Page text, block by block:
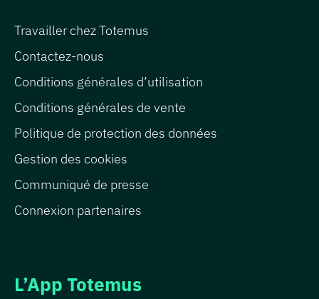
Travailler chez Totemus
Contactez-nous
Conditions générales d’utilisation
Conditions générales de vente
Politique de protection des données
Gestion des cookies
Communiqué de presse
Connexion partenaires
L’App Totemus